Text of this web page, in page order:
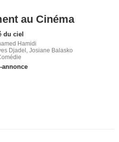
au Cinéma
du ciel
Hamidi
Djadel, Josiane Balasko
annonce